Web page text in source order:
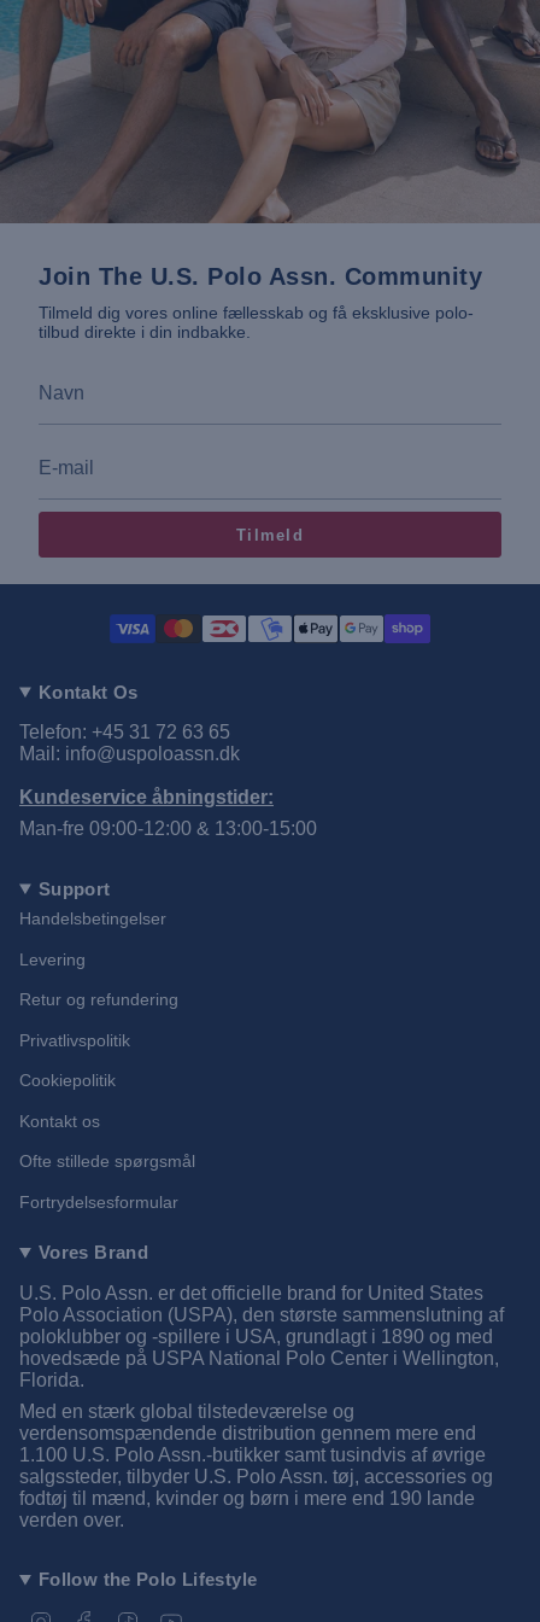
Join The U.S. Polo Assn. Community
Tilmeld dig vores online fællesskab og få eksklusive polo-
tilbud direkte i din indbakke.
Tilmeld
Kontakt Os
Telefon: +45 31 72 63 65
Mail: info@uspoloassn.dk
Kundeservice åbningstider:
Man-fre 09:00-12:00 & 13:00-15:00
Support
Handelsbetingelser
Levering
Retur og refundering
Privatlivspolitik
Cookiepolitik
Kontakt os
Ofte stillede spørgsmål
Fortrydelsesformular
Vores Brand
U.S. Polo Assn. er det officielle brand for United States
Polo Association (USPA), den største sammenslutning af
poloklubber og -spillere i USA, grundlagt i 1890 og med
hovedsæde på USPA National Polo Center i Wellington,
Florida.
Med en stærk global tilstedeværelse og
verdensomspændende distribution gennem mere end
1.100 U.S. Polo Assn.-butikker samt tusindvis af øvrige
salgssteder, tilbyder U.S. Polo Assn. tøj, accessories og
fodtøj til mænd, kvinder og børn i mere end 190 lande
verden over.
Follow the Polo Lifestyle